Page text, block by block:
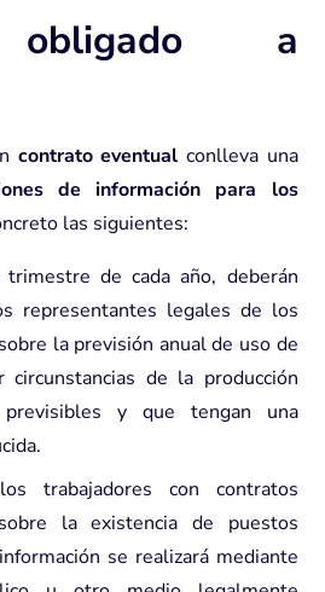
a
contrato eventual conlleva una
de información para los
las siguientes:
de cada año, deberán
representantes legales de los
la previsión anual de uso de
circunstancias de la producción
previsibles y que tengan una
trabajadores con contratos
la existencia de puestos
se realizará mediante